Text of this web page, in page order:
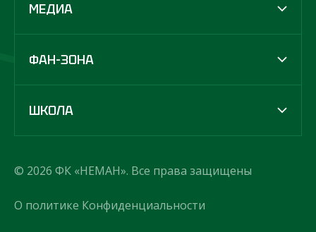
МЕДИА
ФАН-ЗОНА
ШКОЛА
© 2026 ФК «НЕМАН». Все права защищены
О политике Конфиденциальности